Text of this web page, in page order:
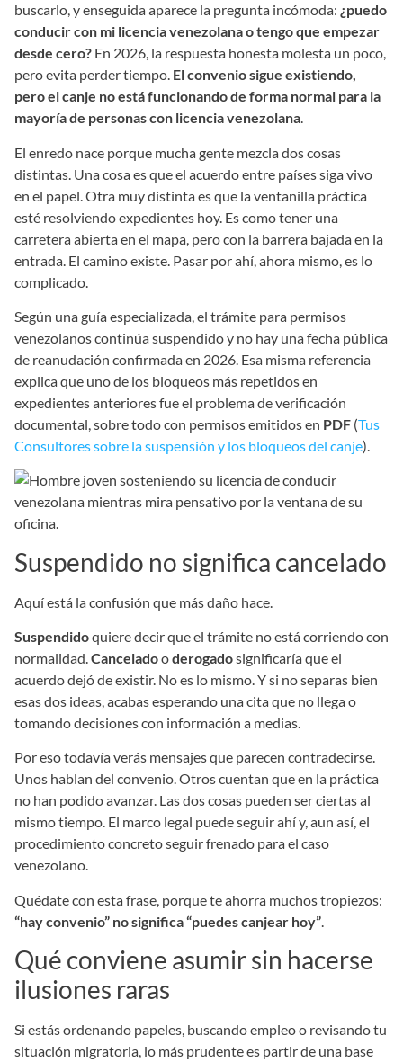
buscarlo, y enseguida aparece la pregunta incómoda: ¿puedo
conducir con mi licencia venezolana o tengo que empezar
desde cero? En 2026, la respuesta honesta molesta un poco,
pero evita perder tiempo. El convenio sigue existiendo,
pero el canje no está funcionando de forma normal para la
mayoría de personas con licencia venezolana.
El enredo nace porque mucha gente mezcla dos cosas
distintas. Una cosa es que el acuerdo entre países siga vivo
en el papel. Otra muy distinta es que la ventanilla práctica
esté resolviendo expedientes hoy. Es como tener una
carretera abierta en el mapa, pero con la barrera bajada en la
entrada. El camino existe. Pasar por ahí, ahora mismo, es lo
complicado.
Según una guía especializada, el trámite para permisos
venezolanos continúa suspendido y no hay una fecha pública
de reanudación confirmada en 2026. Esa misma referencia
explica que uno de los bloqueos más repetidos en
expedientes anteriores fue el problema de verificación
documental, sobre todo con permisos emitidos en PDF (Tus
Consultores sobre la suspensión y los bloqueos del canje).
Suspendido no significa cancelado
Aquí está la confusión que más daño hace.
Suspendidoquiere decir que el trámite no está corriendo con
normalidad.Canceladooderogadosignificaría que el
acuerdo dejó de existir. No es lo mismo. Y si no separas bien
esas dos ideas, acabas esperando una cita que no llega o
tomando decisiones con información a medias.
Por eso todavía verás mensajes que parecen contradecirse.
Unos hablan del convenio. Otros cuentan que en la práctica
no han podido avanzar. Las dos cosas pueden ser ciertas al
mismo tiempo. El marco legal puede seguir ahí y, aun así, el
procedimiento concreto seguir frenado para el caso
venezolano.
Quédate con esta frase, porque te ahorra muchos tropiezos:
“hay convenio” no significa “puedes canjear hoy”.
Qué conviene asumir sin hacerse
ilusiones raras
Si estás ordenando papeles, buscando empleo o revisando tu
situación migratoria, lo más prudente es partir de una base